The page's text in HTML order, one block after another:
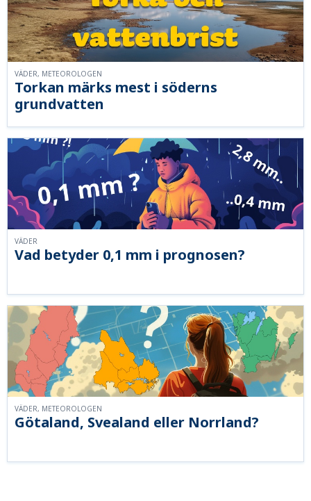
Torkan märks mest i söderns
grundvatten
VÄDER, METEOROLOGEN
Vad betyder 0,1 mm i prognosen?
VÄDER
Götaland, Svealand eller Norrland?
VÄDER, METEOROLOGEN